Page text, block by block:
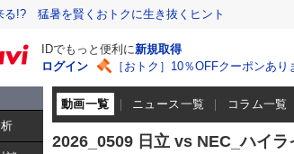
る!? 猛暑を賢くおトクに生き抜くヒント
IDでもっと便利に新規取得
ログイン
［おトク］10％OFFクーポンあり
動画一覧 ニュース一覧 コラム一覧
2026_0509 日立 vs NEC_ハイラ